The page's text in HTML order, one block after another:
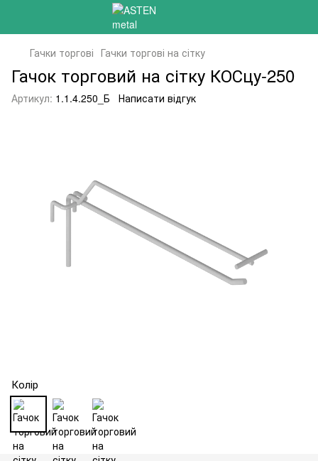
Гачки торгові Гачки торгові на сітку
Гачок торговий на сітку КОСцу-250
Артикул: 1.1.4.250_Б Написати відгук
Колір